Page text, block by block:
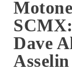
Dave